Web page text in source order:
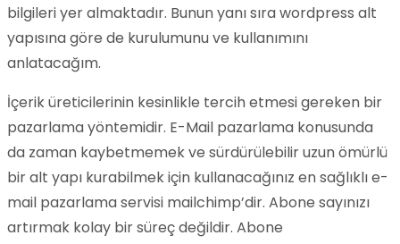
bilgileri yer almaktadır. Bunun yanı sıra wordpress alt
yapısına göre de kurulumunu ve kullanımını
anlatacağım.
İçerik üreticilerinin kesinlikle tercih etmesi gereken bir
pazarlama yöntemidir. E-Mail pazarlama konusunda
da zaman kaybetmemek ve sürdürülebilir uzun ömürlü
bir alt yapı kurabilmek için kullanacağınız en sağlıklı e-
mail pazarlama servisi mailchimp’dir. Abone sayınızı
artırmak kolay bir süreç değildir. Abone